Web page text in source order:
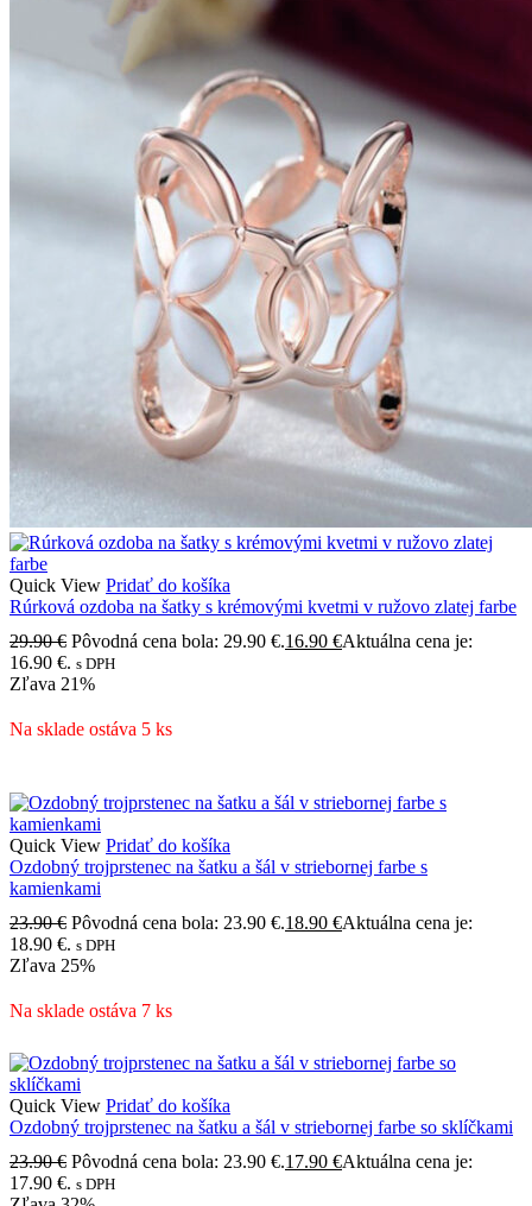
Quick View Pridať do košíka
Rúrková ozdoba na šatky s krémovými kvetmi v ružovo zlatej farbe
29.90€ Pôvodná cena bola: 29.90 €.16.90 €Aktuálna cena je:
16.90 €. s DPH
Zľava 21%
Na sklade ostáva 5 ks
Quick View Pridať do košíka
Ozdobný trojprstenec na šatku a šál v striebornej farbe s
kamienkami
23.90€ Pôvodná cena bola: 23.90 €.18.90 €Aktuálna cena je:
18.90 €. s DPH
Zľava 25%
Na sklade ostáva 7 ks
Quick View Pridať do košíka
Ozdobný trojprstenec na šatku a šál v striebornej farbe so sklíčkami
23.90€ Pôvodná cena bola: 23.90 €.17.90 €Aktuálna cena je:
17.90 €. s DPH